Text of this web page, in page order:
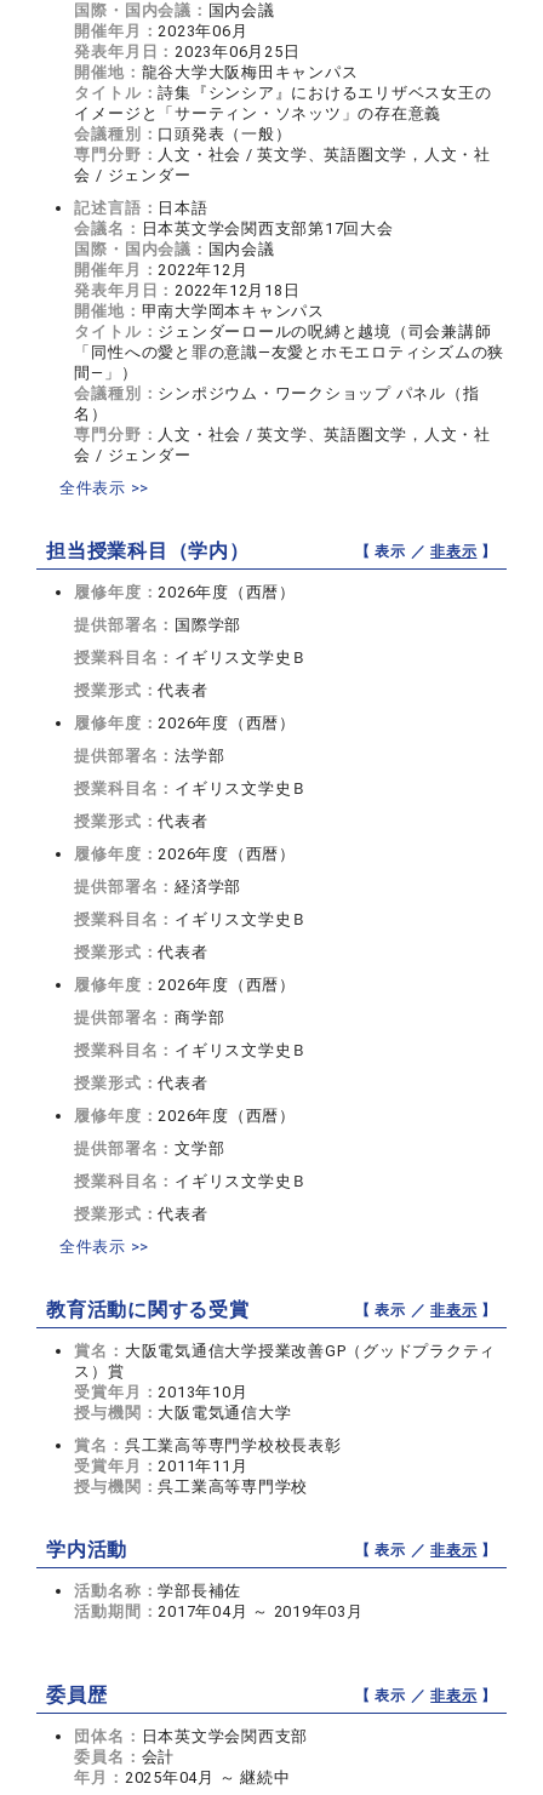
国際・国内会議： 国内会議
開催年月：2023年06月
発表年月日：2023年06月25日
開催地： 龍谷大学大阪梅田キャンパス
タイトル：詩集『シンシア』におけるエリザベス女王の
イメージと「サーティン・ソネッツ」の存在意義
会議種別： 口頭発表（一般）
専門分野： 人文・社会 / 英文学、英語圏文学，人文・社
会 / ジェンダー
記述言語： 日本語
会議名： 日本英文学会関西支部第17回大会
国際・国内会議： 国内会議
開催年月：2022年12月
発表年月日：2022年12月18日
開催地： 甲南大学岡本キャンパス
タイトル： ジェンダーロールの呪縛と越境（司会兼講師
「同性への愛と罪の意識―友愛とホモエロティシズムの狭
間―」）
会議種別： シンポジウム・ワークショップ パネル（指
名）
専門分野： 人文・社会 / 英文学、英語圏文学，人文・社
会 / ジェンダー
全件表示 >>
担当授業科目（学内） 【 表示 ／非表示 】
履修年度：2026年度（西暦）
提供部署名： 国際学部
授業科目名： イギリス文学史Ｂ
授業形式：代表者
履修年度：2026年度（西暦）
提供部署名：法学部
授業科目名： イギリス文学史Ｂ
授業形式：代表者
履修年度：2026年度（西暦）
提供部署名：経済学部
授業科目名： イギリス文学史Ｂ
授業形式：代表者
履修年度：2026年度（西暦）
提供部署名：商学部
授業科目名： イギリス文学史Ｂ
授業形式：代表者
履修年度：2026年度（西暦）
提供部署名：文学部
授業科目名： イギリス文学史Ｂ
授業形式：代表者
全件表示 >>
教育活動に関する受賞 【 表示 ／非表示 】
賞名： 大阪電気通信大学授業改善GP（グッドプラクティ
ス）賞
受賞年月：2013年10月
授与機関： 大阪電気通信大学
賞名： 呉工業高等専門学校校長表彰
受賞年月：2011年11月
授与機関：呉工業高等専門学校
学内活動 【 表示 ／非表示 】
活動名称：学部長補佐
活動期間：2017年04月 ～ 2019年03月
委員歴 【 表示 ／非表示 】
団体名： 日本英文学会関西支部
委員名： 会計
年月： 2025年04月 ～ 継続中